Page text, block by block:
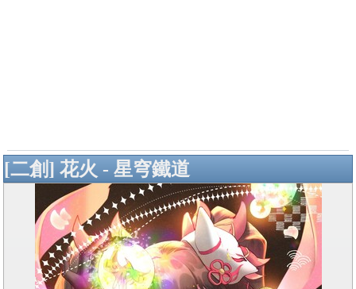
[二創] 花火 - 星穹鐵道